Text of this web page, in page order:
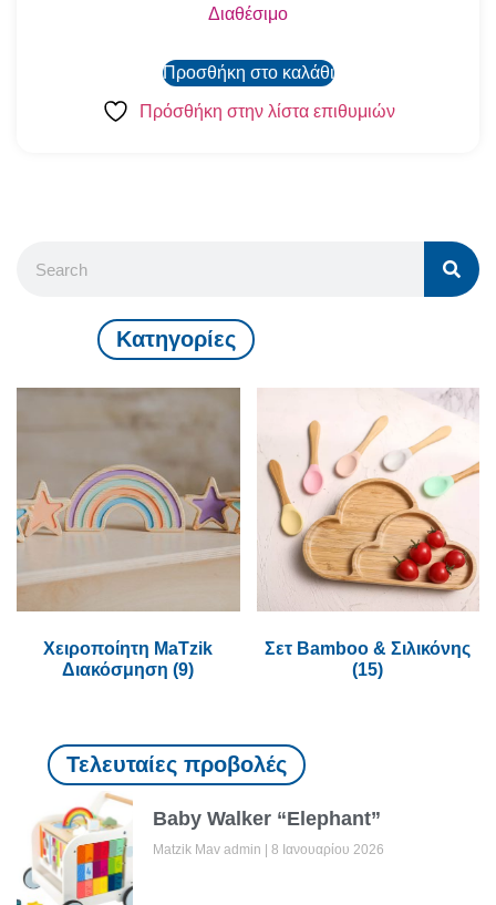
Διαθέσιμο
Προσθήκη στο καλάθι
Πρόσθήκη στην λίστα επιθυμιών
Kατηγορίες
Χειροποίητη MaTzik
Διακόσμηση(9)
Σετ Bamboo & Σιλικόνης
(15)
Τελευταίες προβολές
Baby Walker “Elephant”
Matzik Mav admin 8 Ιανουαρίου 2026